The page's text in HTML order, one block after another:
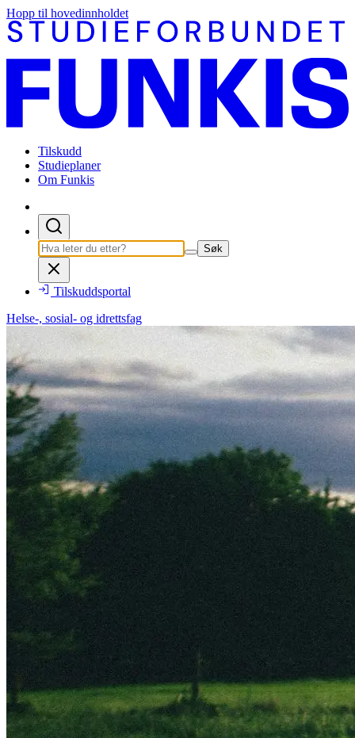
Hopp til hovedinnholdet
Tilskudd
Studieplaner
Om Funkis
Søk
Tilskuddsportal
Helse-, sosial- og idrettsfag